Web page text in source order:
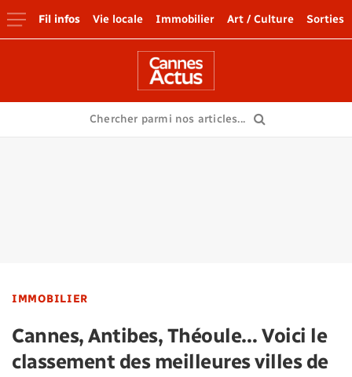
Fil infos Vie locale Immobilier Art / Culture Sorties
IMMOBILIER
Cannes, Antibes, Théoule… Voici le
classement des meilleures villes de